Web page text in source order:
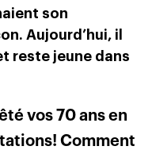
son
Aujourd’hui, il
reste jeune dans
vos 70 ans en
Comment